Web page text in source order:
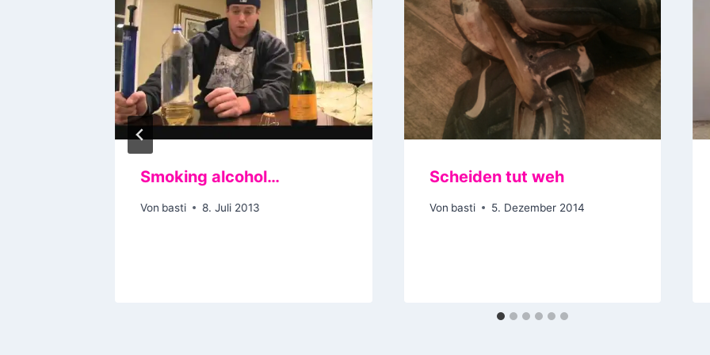
Smoking alcohol…
Von basti 8. Juli 2013
Scheiden tut weh
Von basti 5. Dezember 2014